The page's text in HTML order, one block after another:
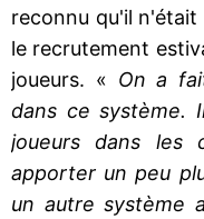
reconnu qu'il
le recrutement
joueurs. « On a
dans ce système.
joueurs dans les
apporter un peu
un autre système